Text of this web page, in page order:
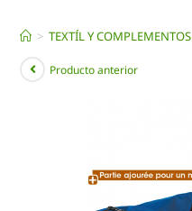
> TEXTÍL Y COMPLEMENTOS
Producto anterior